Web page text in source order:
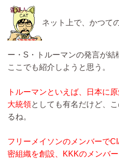
ネット上で、かつて
ー・S・トルーマンの発言が結
ここでも紹介しようと思う。
トルーマンといえば、日本に
大統領としても有名だけど、
るね。
フリーメイソンのメンバーで
密組織を創設、KKKのメンバ